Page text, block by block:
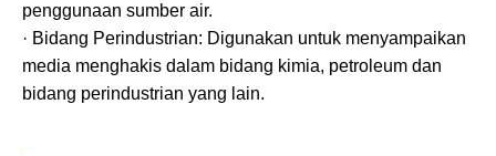
penggunaan sumber air.
· Bidang Perindustrian: Digunakan untuk menyampaikan
media menghakis dalam bidang kimia, petroleum dan
bidang perindustrian yang lain.